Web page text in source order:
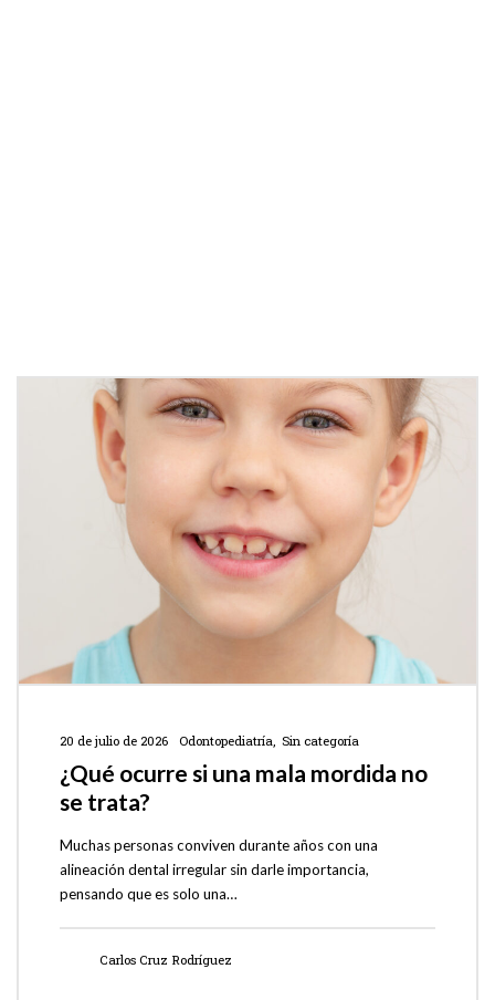
20 de julio de 2026 Odontopediatría Sin categoría
¿Qué ocurre si una mala mordida no
se trata?
Muchas personas conviven durante años con una
alineación dental irregular sin darle importancia,
pensando que es solo una…
Carlos Cruz Rodríguez